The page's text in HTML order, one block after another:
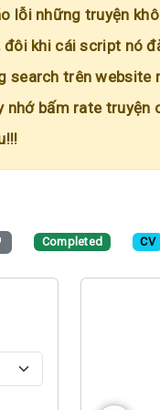
lỗi những truyện
đôi khi cái script nó
search trên website
nhớ bấm rate truyện
Completed CV